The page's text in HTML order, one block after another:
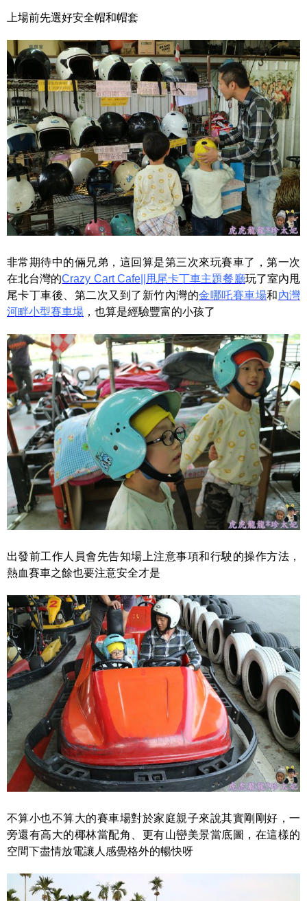
上場前先選好安全帽和帽套
非常期待中的倆兄弟，這回算是第三次來玩賽車了，第一次
在北台灣的Crazy Cart Cafe||甩尾卡丁車主題餐廳玩了室內甩
尾卡丁車後、第二次又到了新竹內灣的金哪吒賽車場和內灣
河畔小型賽車場 ，也算是經驗豐富的小孩了
出發前工作人員會先告知場上注意事項和行駛的操作方法，
熱血賽車之餘也要注意安全才是
不算小也不算大的賽車場對於家庭親子來說其實剛剛好，一
旁還有高大的椰林當配角、更有山巒美景當底圖，在這樣的
空間下盡情放電讓人感覺格外的暢快呀